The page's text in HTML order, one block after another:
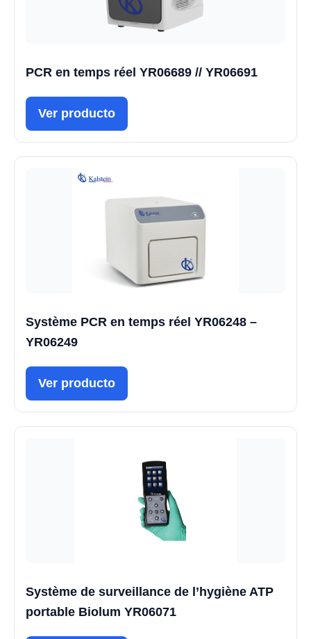
PCR en temps réel YR06689 // YR06691
Ver producto
Système PCR en temps réel YR06248 –
YR06249
Ver producto
Système de surveillance de l’hygiène ATP
portable Biolum YR06071